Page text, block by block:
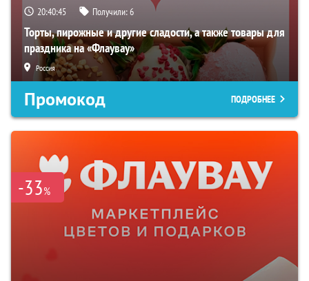
20:40:44 Получили:6
Торты, пирожные и другие сладости, а также товары для
праздника на «Флаувау»
Россия
Промокод ПОДРОБНЕЕ
-33%